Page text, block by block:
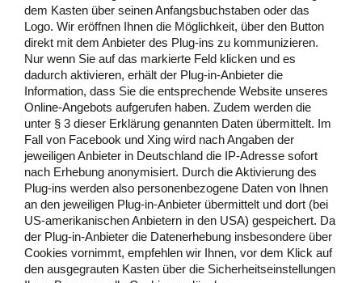
dem Kasten über seinen Anfangsbuchstaben oder das
Logo. Wir eröffnen Ihnen die Möglichkeit, über den Button
direkt mit dem Anbieter des Plug-ins zu kommunizieren.
Nur wenn Sie auf das markierte Feld klicken und es
dadurch aktivieren, erhält der Plug-in-Anbieter die
Information, dass Sie die entsprechende Website unseres
Online-Angebots aufgerufen haben. Zudem werden die
unter § 3 dieser Erklärung genannten Daten übermittelt. Im
Fall von Facebook und Xing wird nach Angaben der
jeweiligen Anbieter in Deutschland die IP-Adresse sofort
nach Erhebung anonymisiert. Durch die Aktivierung des
Plug-ins werden also personenbezogene Daten von Ihnen
an den jeweiligen Plug-in-Anbieter übermittelt und dort (bei
US-amerikanischen Anbietern in den USA) gespeichert. Da
der Plug-in-Anbieter die Datenerhebung insbesondere über
Cookies vornimmt, empfehlen wir Ihnen, vor dem Klick auf
den ausgegrauten Kasten über die Sicherheitseinstellungen